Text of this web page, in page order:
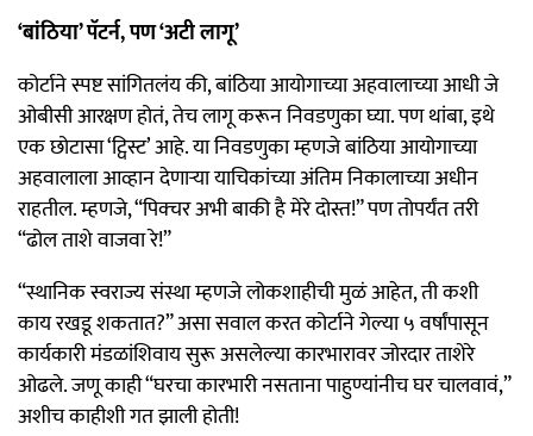
‘बांठिया’ पॅटर्न, पण ‘अटी लागू’
कोर्टाने स्पष्ट सांगितलंय की, बांठिया आयोगाच्या अहवालाच्या आधी जे
ओबीसी आरक्षण होतं, तेच लागू करून निवडणुका घ्या. पण थांबा, इथे
एक छोटासा ‘ट्विस्ट’ आहे. या निवडणुका म्हणजे बांठिया आयोगाच्या
अहवालाला आव्हान देणाऱ्या याचिकांच्या अंतिम निकालाच्या अधीन
राहतील. म्हणजे, “पिक्चर अभी बाकी है मेरे दोस्त!” पण तोपर्यंत तरी
“ढोल ताशे वाजवा रे!”
“स्थानिक स्वराज्य संस्था म्हणजे लोकशाहीची मुळं आहेत, ती कशी
काय रखडू शकतात?” असा सवाल करत कोर्टाने गेल्या ५ वर्षांपासून
कार्यकारी मंडळांशिवाय सुरू असलेल्या कारभारावर जोरदार ताशेरे
ओढले. जणू काही “घरचा कारभारी नसताना पाहुण्यांनीच घर चालवावं,”
अशीच काहीशी गत झाली होती!